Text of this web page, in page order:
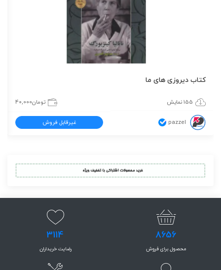
کتاب دیروزی های ما
155 نمایش تومان40,000
pazzel غیرقابل فروش
8656
محصول برای فروش
3114
رضایت خریداران